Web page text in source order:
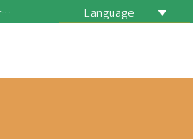
邮箱：sofinawang@ksrcd.com Language 